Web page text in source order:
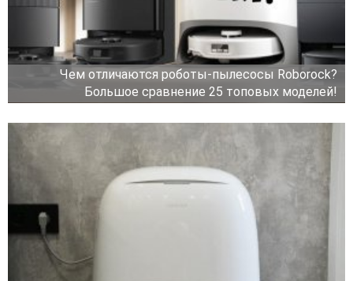
Чем отличаются роботы-пылесосы Roborock?
Большое сравнение 25 топовых моделей!